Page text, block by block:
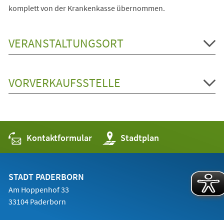
komplett von der Krankenkasse übernommen.
VERANSTALTUNGSORT
VORVERKAUFSSTELLE
Kontaktformular Stadtplan
(Öffnet
in
einem
STADT PADERBORN
Am Hoppenhof 33
33104 Paderborn